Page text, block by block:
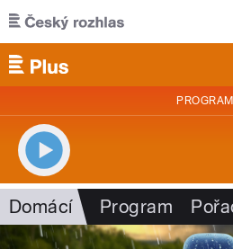
Přejít k hlavnímu obsahu
PROGRAM
Domácí Program